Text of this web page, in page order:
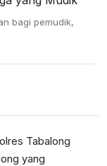
bagi pemudik,
Tabalong
yang